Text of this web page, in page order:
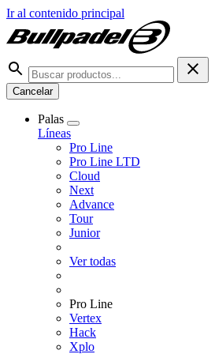
Ir al contenido principal
Cancelar
Palas
Líneas
Pro Line
Pro Line LTD
Cloud
Next
Advance
Tour
Junior
Ver todas
Pro Line
Vertex
Hack
Xplo